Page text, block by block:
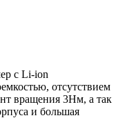
с Li-ion
отсутствием
вращения 3Нм, а так
и большая